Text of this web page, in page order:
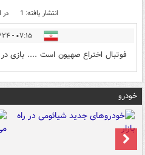
انتشار یافته: 1 در
۰۷:۱۵ - ۱۴۰۵/۰۳/۲۴
فوتبال اختراع صهیون است .... بازی
خودرو